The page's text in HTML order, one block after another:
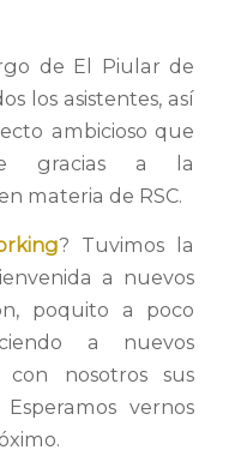
de El Piular de
los asistentes, así
ambicioso que
gracias a la
materia de RSC.
? Tuvimos la
a nuevos
poquito a poco
a nuevos
nosotros sus
vernos